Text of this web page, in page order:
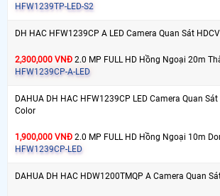
HFW1239TP-LED-S2
DH HAC HFW1239CP A LED Camera Quan Sát
2,300,000 VNĐ 2.0 MP FULL HD Hồng Ngoại 20m
HFW1239CP-A-LED
DAHUA DH HAC HFW1239CP LED Camera Quan
Color
1,900,000 VNĐ 2.0 MP FULL HD Hồng Ngoại 10m
HFW1239CP-LED
DAHUA DH HAC HDW1200TMQP A Camera Quan